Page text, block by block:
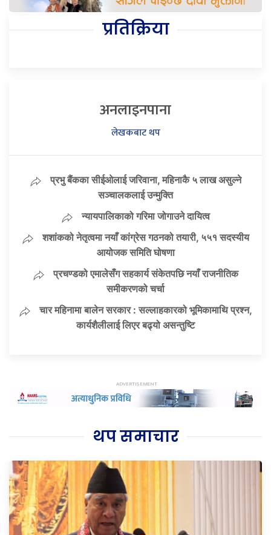
प्रतिक्रिया
अनलाइनपाना
लेखकबाट थप
प्रभु बैंकका सीईओलाई जरिवाना, महिनाकै ५ लाख असुल्ने
सञ्चालकलाई उन्मुक्ति
न्यायपालिकाको गरिमा जोगाउने दायित्व
शशांकको नेतृत्वमा नयाँ कांग्रेस गठनको तयारी, ५५१ सदस्यीय
आयोजक समिति घोषणा
प्रचण्डको एमालेसँग सहकार्य संकेतपछि नयाँ राजनीतिक
समीकरणको चर्चा
चार महिनामा बालेन सरकार : सल्लाहकारको भूमिकामाथि प्रश्न,
कार्यशैलीलाई लिएर बढ्यो असन्तुष्टि
थप समाचार